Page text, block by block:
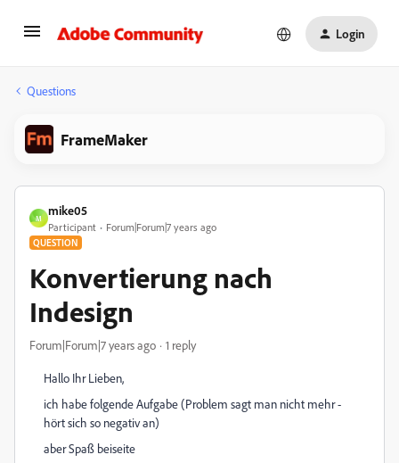
Login
Questions
FrameMaker
M
mike05
Participant Forum|Forum|7 years ago
QUESTION
Konvertierung nach
Indesign
Forum|Forum|7 years ago 1 reply
Hallo Ihr Lieben,
ich habe folgende Aufgabe (Problem sagt man nicht mehr -
hört sich so negativ an)
aber Spaß beiseite